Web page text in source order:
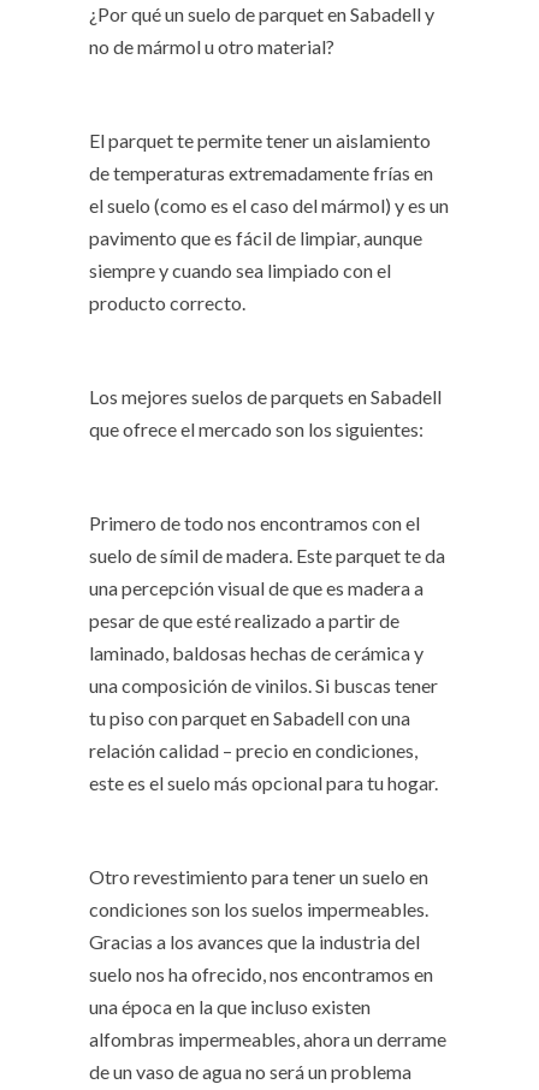
¿Por qué un suelo de parquet en Sabadell y
no de mármol u otro material?
El parquet te permite tener un aislamiento
de temperaturas extremadamente frías en
el suelo (como es el caso del mármol) y es un
pavimento que es fácil de limpiar, aunque
siempre y cuando sea limpiado con el
producto correcto.
Los mejores suelos deparquets en Sabadell
que ofrece el mercado son los siguientes:
Primero de todo nos encontramos con el
suelo de símil de madera. Este parquet te da
una percepción visual de que es madera a
pesar de que esté realizado a partir de
laminado, baldosas hechas de cerámica y
una composición de vinilos. Si buscas tener
tu piso conparquet en Sabadellcon una
relación calidad – precio en condiciones,
este es el suelo más opcional para tu hogar.
Otro revestimiento para tener un suelo en
condiciones son los suelos impermeables.
Gracias a los avances que la industria del
suelo nos ha ofrecido, nos encontramos en
una época en la que incluso existen
alfombras impermeables, ahora un derrame
de un vaso de agua no será un problema